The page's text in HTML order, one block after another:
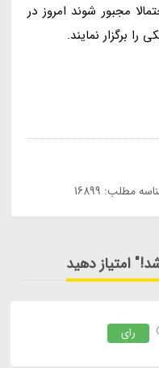
مجبور شوند امروز در
برگزار نمایند.
مطلب: 16899
امتیاز دهید
رای